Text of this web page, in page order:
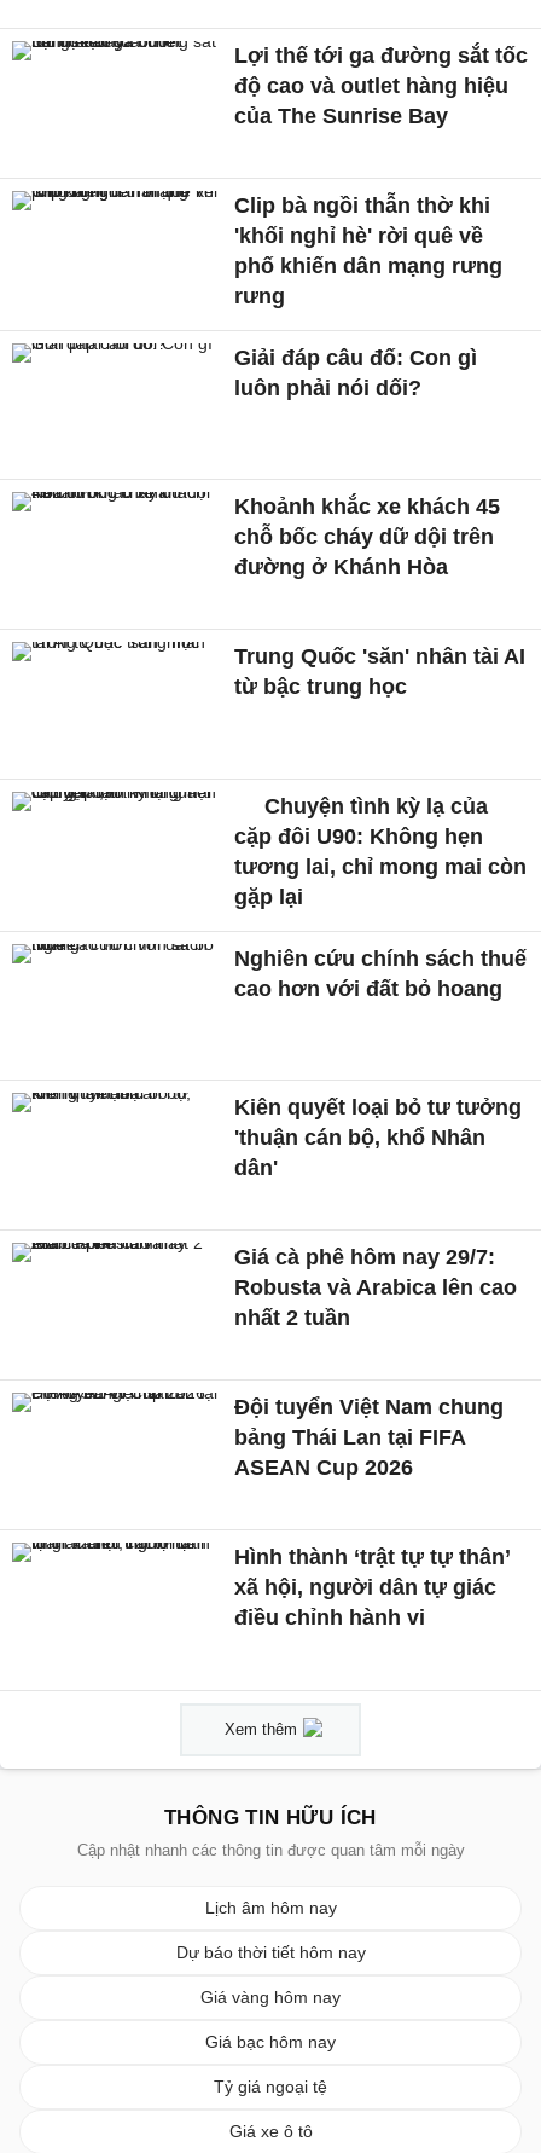
Lợi thế tới ga đường sắt tốc
độ cao và outlet hàng hiệu
của The Sunrise Bay
Clip bà ngồi thẫn thờ khi
'khối nghỉ hè' rời quê về
phố khiến dân mạng rưng
rưng
Giải đáp câu đố: Con gì
luôn phải nói dối?
Khoảnh khắc xe khách 45
chỗ bốc cháy dữ dội trên
đường ở Khánh Hòa
Trung Quốc 'săn' nhân tài AI
từ bậc trung học
Chuyện tình kỳ lạ của
cặp đôi U90: Không hẹn
tương lai, chỉ mong mai còn
gặp lại
Nghiên cứu chính sách thuế
cao hơn với đất bỏ hoang
Kiên quyết loại bỏ tư tưởng
'thuận cán bộ, khổ Nhân
dân'
Giá cà phê hôm nay 29/7:
Robusta và Arabica lên cao
nhất 2 tuần
Đội tuyển Việt Nam chung
bảng Thái Lan tại FIFA
ASEAN Cup 2026
Hình thành ‘trật tự tự thân’
xã hội, người dân tự giác
điều chỉnh hành vi
Xem thêm
THÔNG TIN HỮU ÍCH
Cập nhật nhanh các thông tin được quan tâm mỗi ngày
Lịch âm hôm nay
Dự báo thời tiết hôm nay
Giá vàng hôm nay
Giá bạc hôm nay
Tỷ giá ngoại tệ
Giá xe ô tô